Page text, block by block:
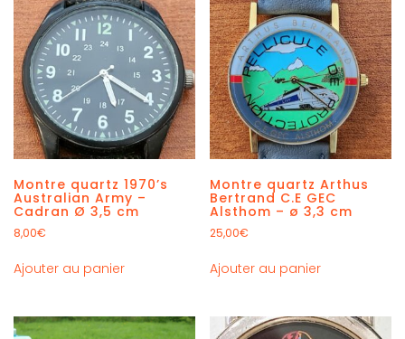
Montre quartz 1970’s
Australian Army –
Cadran Ø 3,5 cm
8,00€
Ajouter au panier
Montre quartz Arthus
Bertrand C.E GEC
Alsthom – ø 3,3 cm
25,00€
Ajouter au panier